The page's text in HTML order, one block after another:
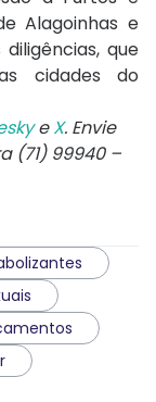
Alagoinhas e
que
cidades do
eX. Envie
(71) 99940 –